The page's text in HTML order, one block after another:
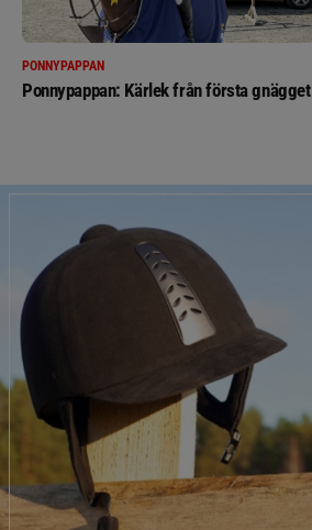
PONNYPAPPAN
Ponnypappan: Kärlek från första gnägget